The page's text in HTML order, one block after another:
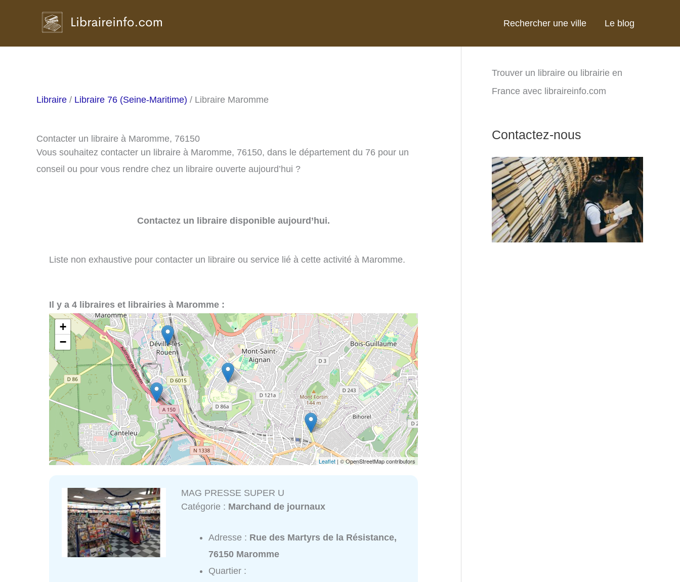
Rechercher une ville Le blog
Libraire / Libraire 76 (Seine-Maritime) / Libraire Maromme
Contacter un libraire à Maromme, 76150
Vous souhaitez contacter un libraire à Maromme, 76150, dans le département du 76 pour un
conseil ou pour vous rendre chez un libraire ouverte aujourd’hui ?
Contactez un libraire disponible aujourd’hui.
Liste non exhaustive pour contacter un libraire ou service lié à cette activité à Maromme.
Il y a 4 libraires et librairies à Maromme :
+
−
Leaflet | © OpenStreetMap contributors
MAG PRESSE SUPER U
Catégorie : Marchand de journaux
Adresse : Rue des Martyrs de la Résistance,
76150 Maromme
Quartier :
Trouver un libraire ou librairie en
France avec libraireinfo.com
Contactez-nous